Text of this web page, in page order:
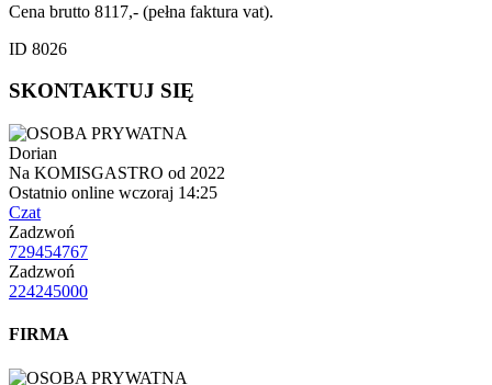
Cena brutto 8117,- (pełna faktura vat).
ID 8026
SKONTAKTUJ SIĘ
Dorian
Na KOMISGASTRO od 2022
Ostatnio online wczoraj 14:25
Czat
Zadzwoń
729454767
Zadzwoń
224245000
FIRMA